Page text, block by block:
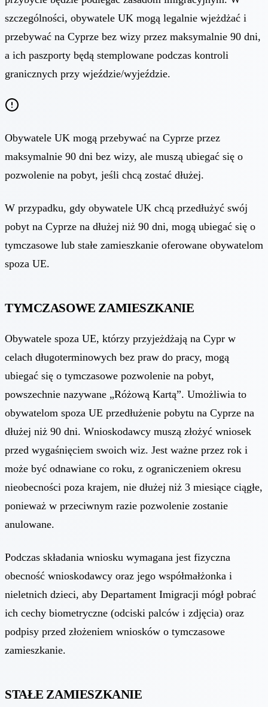
szczególności, obywatele UK mogą legalnie wjeżdżać i
przebywać na Cyprze bez wizy przez maksymalnie 90 dni,
a ich paszporty będą stemplowane podczas kontroli
granicznych przy wjeździe/wyjeździe.
Obywatele UK mogą przebywać na Cyprze przez
maksymalnie 90 dni bez wizy, ale muszą ubiegać się o
pozwolenie na pobyt, jeśli chcą zostać dłużej.
W przypadku, gdy obywatele UK chcą przedłużyć swój
pobyt na Cyprze na dłużej niż 90 dni, mogą ubiegać się o
tymczasowe lub stałe zamieszkanie oferowane obywatelom
spoza UE.
TYMCZASOWE ZAMIESZKANIE
Obywatele spoza UE, którzy przyjeżdżają na Cypr w
celach długoterminowych bez praw do pracy, mogą
ubiegać się o tymczasowe pozwolenie na pobyt,
powszechnie nazywane „Różową Kartą”. Umożliwia to
obywatelom spoza UE przedłużenie pobytu na Cyprze na
dłużej niż 90 dni. Wnioskodawcy muszą złożyć wniosek
przed wygaśnięciem swoich wiz. Jest ważne przez rok i
może być odnawiane co roku, z ograniczeniem okresu
nieobecności poza krajem, nie dłużej niż 3 miesiące ciągłe,
ponieważ w przeciwnym razie pozwolenie zostanie
anulowane.
Podczas składania wniosku wymagana jest fizyczna
obecność wnioskodawcy oraz jego współmałżonka i
nieletnich dzieci, aby Departament Imigracji mógł pobrać
ich cechy biometryczne (odciski palców i zdjęcia) oraz
podpisy przed złożeniem wniosków o tymczasowe
zamieszkanie.
STAŁE ZAMIESZKANIE